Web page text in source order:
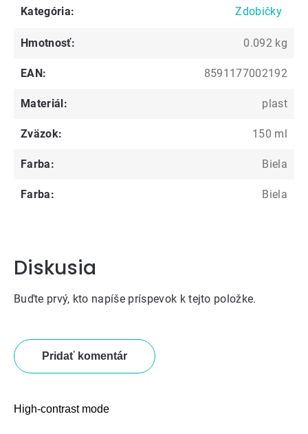
Kategória: Zdobičky
Hmotnosť: 0.092 kg
EAN: 8591177002192
Materiál: plast
Zväzok: 150 ml
Farba: Biela
Farba: Biela
Diskusia
Buďte prvý, kto napíše príspevok k tejto položke.
Pridať komentár
High-contrast mode